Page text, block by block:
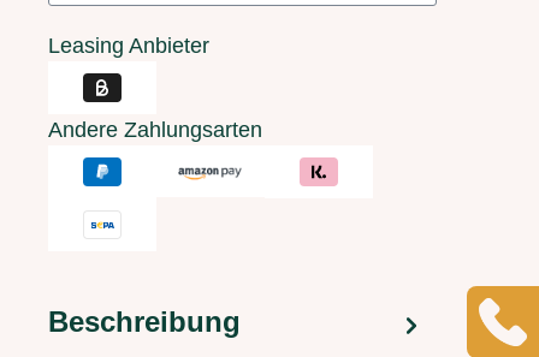
Leasing Anbieter
Andere Zahlungsarten
Beschreibung